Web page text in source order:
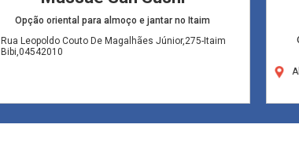
Opção oriental para almoço e jantar no Itaim
Rua Leopoldo Couto De Magalhães Júnior,275-Itaim
Bibi,04542010